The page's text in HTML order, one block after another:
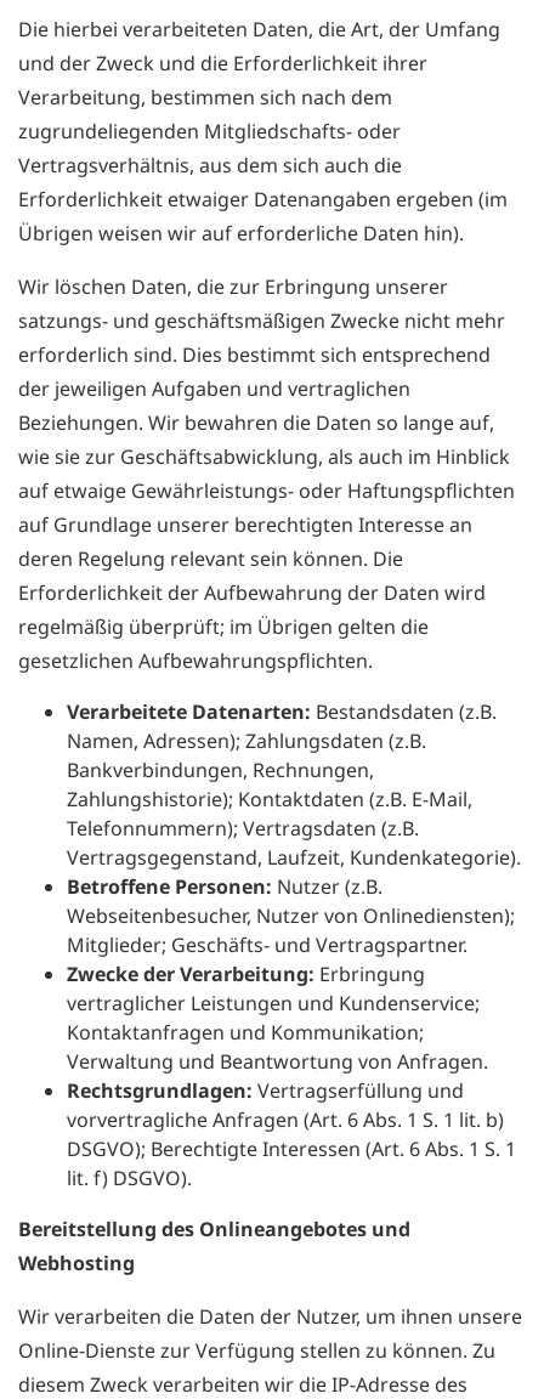
Die hierbei verarbeiteten Daten, die Art, der Umfang
und der Zweck und die Erforderlichkeit ihrer
Verarbeitung, bestimmen sich nach dem
zugrundeliegenden Mitgliedschafts- oder
Vertragsverhältnis, aus dem sich auch die
Erforderlichkeit etwaiger Datenangaben ergeben (im
Übrigen weisen wir auf erforderliche Daten hin).
Wir löschen Daten, die zur Erbringung unserer
satzungs- und geschäftsmäßigen Zwecke nicht mehr
erforderlich sind. Dies bestimmt sich entsprechend
der jeweiligen Aufgaben und vertraglichen
Beziehungen. Wir bewahren die Daten so lange auf,
wie sie zur Geschäftsabwicklung, als auch im Hinblick
auf etwaige Gewährleistungs- oder Haftungspflichten
auf Grundlage unserer berechtigten Interesse an
deren Regelung relevant sein können. Die
Erforderlichkeit der Aufbewahrung der Daten wird
regelmäßig überprüft; im Übrigen gelten die
gesetzlichen Aufbewahrungspflichten.
Verarbeitete Datenarten: Bestandsdaten (z.B.
Namen, Adressen); Zahlungsdaten (z.B.
Bankverbindungen, Rechnungen,
Zahlungshistorie); Kontaktdaten (z.B. E-Mail,
Telefonnummern); Vertragsdaten (z.B.
Vertragsgegenstand, Laufzeit, Kundenkategorie).
Betroffene Personen: Nutzer (z.B.
Webseitenbesucher, Nutzer von Onlinediensten);
Mitglieder; Geschäfts- und Vertragspartner.
Zwecke der Verarbeitung: Erbringung
vertraglicher Leistungen und Kundenservice;
Kontaktanfragen und Kommunikation;
Verwaltung und Beantwortung von Anfragen.
Rechtsgrundlagen: Vertragserfüllung und
vorvertragliche Anfragen (Art. 6 Abs. 1 S. 1 lit. b)
DSGVO); Berechtigte Interessen (Art. 6 Abs. 1 S. 1
lit. f) DSGVO).
Bereitstellung des Onlineangebotes und
Webhosting
Wir verarbeiten die Daten der Nutzer, um ihnen unsere
Online-Dienste zur Verfügung stellen zu können. Zu
diesem Zweck verarbeiten wir die IP-Adresse des